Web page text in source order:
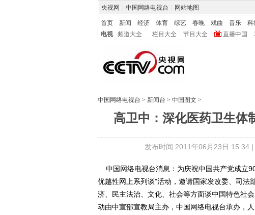
央视网 中国网络电视台 网站地图
首页 新闻 经济 体育 综艺 春晚 戏曲 音乐 科
电视
频道大全 栏目大全 节目大全 直播中国
中国网络电视台 > 新闻台 > 中国图文 >
高卫中：深化医药卫生体
发布时间:2011年06月23日 15:34 |
中国网络电视台消息：为庆祝中国共产党成立
优越性网上系列谈"活动，邀请国家发改委、司法
济、民主法治、文化、社会等方面谈中国特色社
动由中宣部宣教局主办，中国网络电视台承办，